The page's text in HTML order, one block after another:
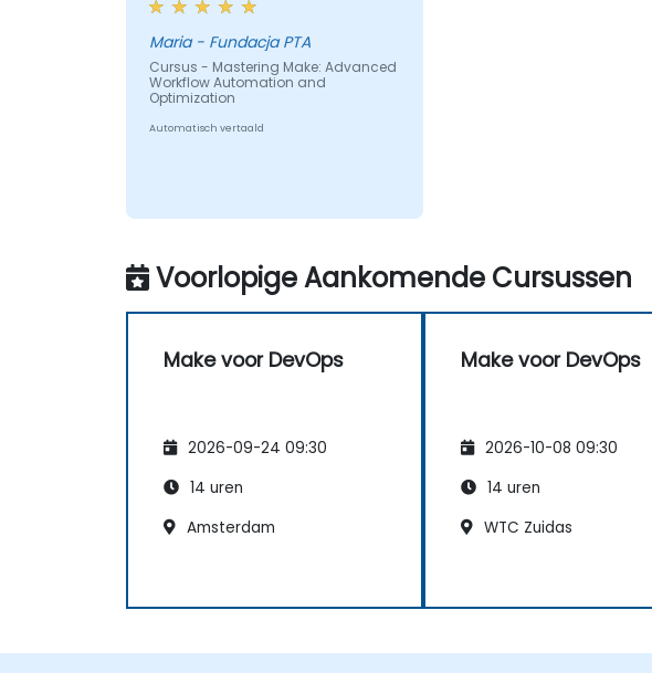
Maria - Fundacja PTA
Cursus - Mastering Make: Advanced
Workflow Automation and
Optimization
Automatisch vertaald
Voorlopige Aankomende Cursussen
Make voor DevOps
2026-09-24 09:30
14 uren
Amsterdam
Make voor DevOps
2026-10-08 09:30
14 uren
WTC Zuidas